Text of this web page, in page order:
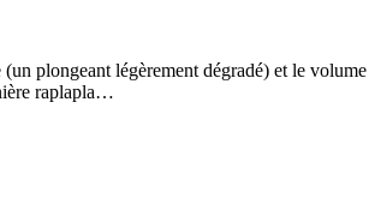
plongeant légèrement dégradé) et le
raplapla…